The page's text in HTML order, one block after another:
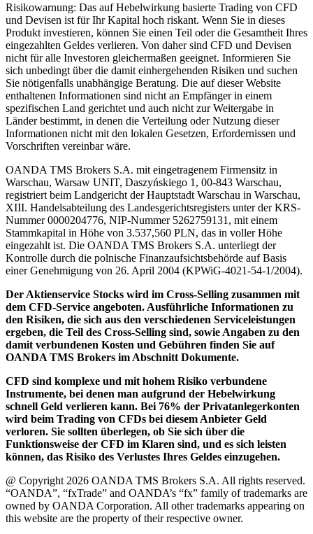
Risikowarnung: Das auf Hebelwirkung basierte Trading von CFD
und Devisen ist für Ihr Kapital hoch riskant. Wenn Sie in dieses
Produkt investieren, können Sie einen Teil oder die Gesamtheit Ihres
eingezahlten Geldes verlieren. Von daher sind CFD und Devisen
nicht für alle Investoren gleichermaßen geeignet. Informieren Sie
sich unbedingt über die damit einhergehenden Risiken und suchen
Sie nötigenfalls unabhängige Beratung. Die auf dieser Website
enthaltenen Informationen sind nicht an Empfänger in einem
spezifischen Land gerichtet und auch nicht zur Weitergabe in
Länder bestimmt, in denen die Verteilung oder Nutzung dieser
Informationen nicht mit den lokalen Gesetzen, Erfordernissen und
Vorschriften vereinbar wäre.
OANDA TMS Brokers S.A. mit eingetragenem Firmensitz in
Warschau, Warsaw UNIT, Daszyńskiego 1, 00-843 Warschau,
registriert beim Landgericht der Hauptstadt Warschau in Warschau,
XIII. Handelsabteilung des Landesgerichtsregisters unter der KRS-
Nummer 0000204776, NIP-Nummer 5262759131, mit einem
Stammkapital in Höhe von 3.537,560 PLN, das in voller Höhe
eingezahlt ist. Die OANDA TMS Brokers S.A. unterliegt der
Kontrolle durch die polnische Finanzaufsichtsbehörde auf Basis
einer Genehmigung von 26. April 2004 (KPWiG-4021-54-1/2004).
Der Aktienservice Stocks wird im Cross-Selling zusammen mit
dem CFD-Service angeboten. Ausführliche Informationen zu
den Risiken, die sich aus den verschiedenen Serviceleistungen
ergeben, die Teil des Cross-Selling sind, sowie Angaben zu den
damit verbundenen Kosten und Gebühren finden Sie auf
OANDA TMS Brokers im Abschnitt Dokumente.
CFD sind komplexe und mit hohem Risiko verbundene
Instrumente, bei denen man aufgrund der Hebelwirkung
schnell Geld verlieren kann. Bei 76% der Privatanlegerkonten
wird beim Trading von CFDs bei diesem Anbieter Geld
verloren. Sie sollten überlegen, ob Sie sich über die
Funktionsweise der CFD im Klaren sind, und es sich leisten
können, das Risiko des Verlustes Ihres Geldes einzugehen.
@ Copyright 2026 OANDA TMS Brokers S.A. All rights reserved.
“OANDA”, “fxTrade” and OANDA’s “fx” family of trademarks are
owned by OANDA Corporation. All other trademarks appearing on
this website are the property of their respective owner.